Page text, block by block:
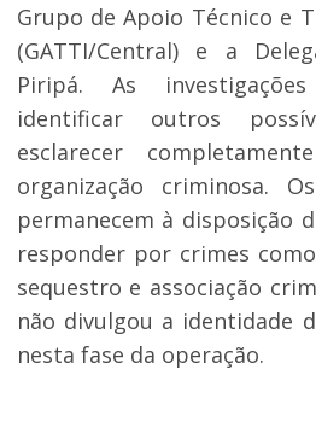
Grupo de Apoio Técnico e
(GATTI/Central) e a
Piripá. As
identificar outros
esclarecer
organização criminosa.
permanecem à disposição
responder por crimes
sequestro e associação
não divulgou a identidade
nesta fase da operação.